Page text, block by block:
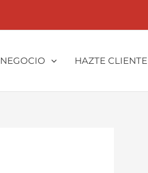
NEGOCIO HAZTE CLIENTE